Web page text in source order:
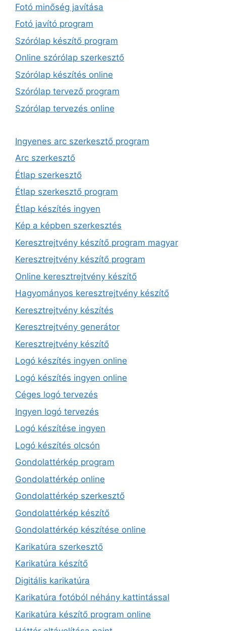
Fotó minőség javítása
Fotó javító program
Szórólap készítő program
Online szórólap szerkesztő
Szórólap készítés online
Szórólap tervező program
Szórólap tervezés online
Ingyenes arc szerkesztő program
Arc szerkesztő
Étlap szerkesztő
Étlap szerkesztő program
Étlap készítés ingyen
Kép a képben szerkesztés
Keresztrejtvény készítő program magyar
Keresztrejtvény készítő program
Online keresztrejtvény készítő
Hagyományos keresztrejtvény készítő
Keresztrejtvény készítés
Keresztrejtvény generátor
Keresztrejtvény készítő
Logó készítés ingyen online
Logó készítés ingyen online
Céges logó tervezés
Ingyen logó tervezés
Logó készítése ingyen
Logó készítés olcsón
Gondolattérkép program
Gondolattérkép online
Gondolattérkép szerkesztő
Gondolattérkép készítő
Gondolattérkép készítése online
Karikatúra szerkesztő
Karikatúra készítő
Digitális karikatúra
Karikatúra fotóból néhány kattintással
Karikatúra készítő program online